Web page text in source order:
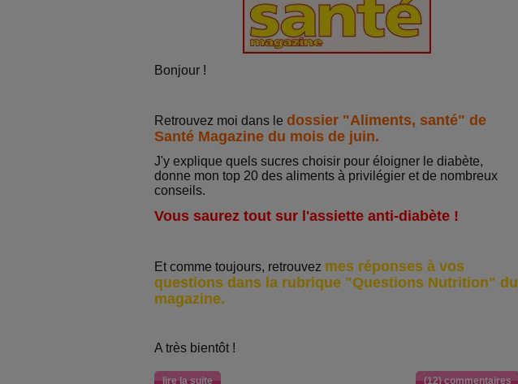
Bonjour !
Retrouvez moi dans le dossier "Aliments, santé" de
Santé Magazine du mois de juin.
J'y explique quels sucres choisir pour éloigner le diabète,
donne mon top 20 des aliments à privilégier et de nombreux
conseils.
Vous saurez tout sur l'assiette anti-diabète !
Et comme toujours, retrouvez mes réponses à vos
questions dans la rubrique "Questions Nutrition" du
magazine.
A très bientôt !
lire la suite (12) commentaires